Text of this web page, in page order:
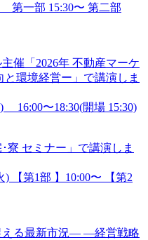
第一部 15:30〜 第二部
催「2026年 不動産マーケ
環境経営ー」で講演しま
16:00〜18:30(開場 15:30)
寮 セミナー」で講演しま
) 【第1部 】10:00〜 【第2
える最新市況― ―経営戦略